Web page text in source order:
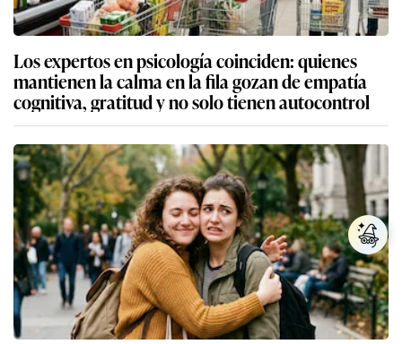
Los expertos en psicología coinciden: quienes
mantienen la calma en la fila gozan de empatía
cognitiva, gratitud y no solo tienen autocontrol